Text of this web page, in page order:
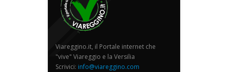
Viareggino.it, il Portale internet che
"vive" Viareggio e la Versilia
Scrivici: info@viareggino.com